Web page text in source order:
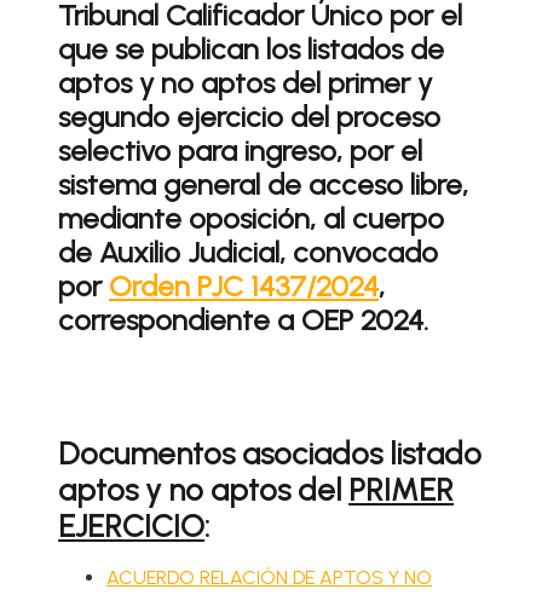
Tribunal Calificador Único por el
que se publican los listados de
aptos y no aptos del primer y
segundo ejercicio del proceso
selectivo para ingreso, por el
sistema general de acceso libre,
mediante oposición, al cuerpo
de Auxilio Judicial, convocado
por Orden PJC 1437/2024,
correspondiente a OEP 2024.
Documentos asociados listado
aptos y no aptos del PRIMER
EJERCICIO:
ACUERDO RELACIÓN DE APTOS Y NO